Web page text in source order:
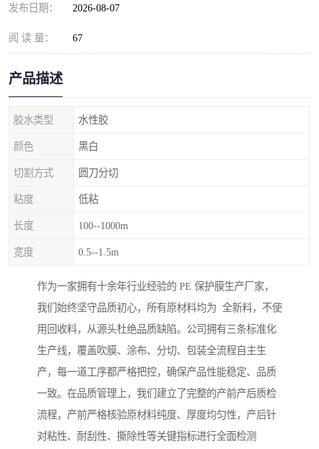
发布日期： 2026-08-07
阅 读 量： 67
产品描述
胶水类型 水性胶
颜色 黑白
切割方式 圆刀分切
粘度 低粘
长度 100--1000m
宽度 0.5--1.5m
作为一家拥有十余年行业经验的 PE 保护膜生产厂家，
我们始终坚守品质初心，所有原材料均为 全新料，不使
用回收料，从源头杜绝品质缺陷。公司拥有三条标准化
生产线，覆盖吹膜、涂布、分切、包装全流程自主生
产，每一道工序都严格把控，确保产品性能稳定、品质
一致。在品质管理上，我们建立了完整的产前产后质检
流程，产前严格核验原材料纯度、厚度均匀性，产后针
对粘性、耐刮性、撕除性等关键指标进行全面检测